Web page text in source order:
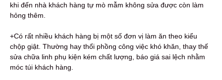
khi đến nhà khách hàng tự mò mẫm không sửa được còn làm
hỏng thêm.
+Có rất nhiều khách hàng bị một số đơn vị làm ăn theo kiểu
chộp giật. Thường hay thổi phồng công việc khó khăn, thay thế
sửa chữa linh phụ kiện kém chất lượng, báo giá sai lệch nhằm
móc túi khách hàng.